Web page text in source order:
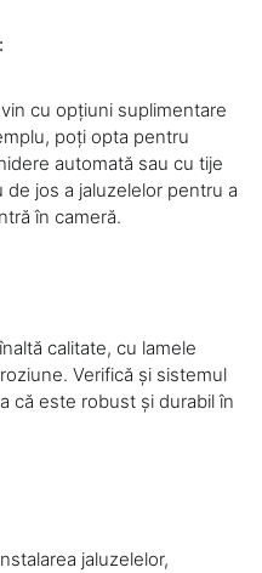
cu opțiuni suplimentare
poți opta pentru
automată sau cu tije
jos a jaluzelelor pentru a
în cameră.
calitate, cu lamele
Verifică și sistemul
că este robust și durabil în
jaluzelelor,